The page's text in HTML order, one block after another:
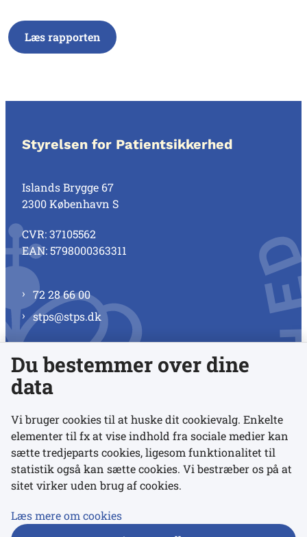
Læs rapporten
Styrelsen for Patientsikkerhed
Islands Brygge 67
2300 København S
CVR: 37105562
EAN: 5798000363311
72 28 66 00
stps@stps.dk
Se alle kontaktnumre
Links
Udgivelser
Du bestemmer over dine
data
Vi bruger cookies til at huske dit cookievalg. Enkelte
elementer til fx at vise indhold fra sociale medier kan
sætte tredjeparts cookies, ligesom funktionalitet til
statistik også kan sætte cookies. Vi bestræber os på at
sitet virker uden brug af cookies.
Læs mere om cookies